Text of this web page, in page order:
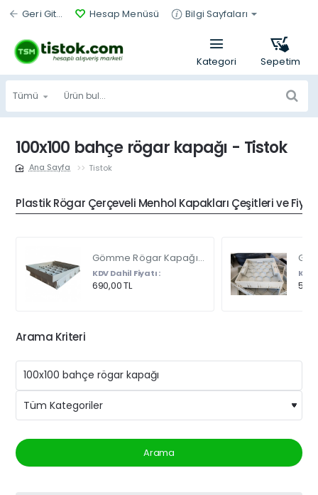
Geri Git... Hesap Menüsü Bilgi Sayfaları
Tümü
Ürün
bul...
100x100 bahçe rögar kapağı - Tistok
Tistok
Plastik Rögar Çerçeveli Menhol Kapakları Çeşitleri ve
Gömme Rögar Kapağı - Seramik - Fayans Ve Mermer Zeminlerde - Gizli Çerçeve Kapak Çift Kulplu 45 X 45
KDV Dahil Fiyatı :
690,00 TL
KDV
Arama Kriteri
Arama